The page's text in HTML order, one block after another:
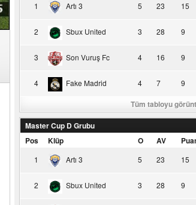
1 Artı 3 5 23 15
2 Sbux United 3 28 9
3 Son Vuruş Fc 4 16 9
4 Fake Madrid 4 7 9
Tüm tabloyu
Master Cup D Grubu
Pos
Klüp O AV
1 Artı 3 5 23 15
2 Sbux United 3 28 9